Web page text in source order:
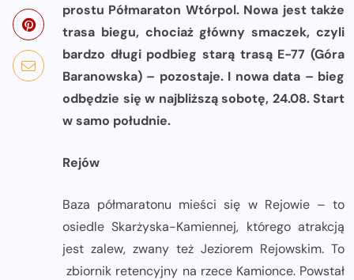
prostu Półmaraton Wtórpol. Nowa jest także
trasa biegu, chociaż główny smaczek, czyli
bardzo długi podbieg starą trasą E-77 (Góra
Baranowska) – pozostaje. I nowa data – bieg
odbędzie się w najbliższą sobotę, 24.08. Start
w samo południe.
Rejów
Baza półmaratonu mieści się w Rejowie – to
osiedle Skarżyska-Kamiennej, którego atrakcją
jest zalew, zwany też Jeziorem Rejowskim. To
zbiornik retencyjny na rzece Kamionce. Powstał